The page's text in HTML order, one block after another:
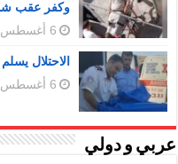
وكفر عقب
6 أغسطس، 2026
الاحتلال
6 أغسطس، 2026
عربي و دولي